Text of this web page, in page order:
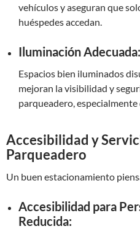
vehículos y aseguran que
huéspedes accedan.
Iluminación Adecuada:
Espacios bien iluminados
mejoran la visibilidad y
parqueadero, especialmente
Accesibilidad y
Parqueadero
Un buen estacionamiento
Accesibilidad para
Reducida: